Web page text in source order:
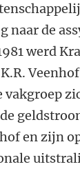
naar de
werd
en zijn